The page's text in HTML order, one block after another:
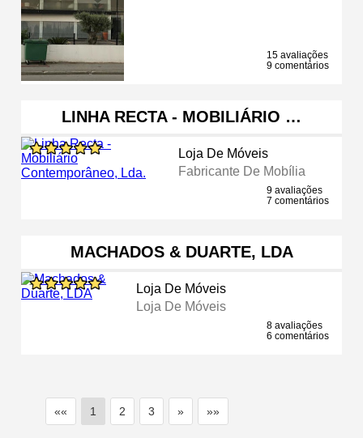
15 avaliações
9 comentários
LINHA RECTA - MOBILIÁRIO …
Loja De Móveis
Fabricante De Mobília
9 avaliações
7 comentários
MACHADOS & DUARTE, LDA
Loja De Móveis
Loja De Móveis
8 avaliações
6 comentários
«« 1 2 3 » »»